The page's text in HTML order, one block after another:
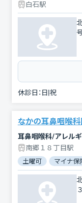
白石駅
休診日： 日|祝
なかの耳鼻咽喉
耳鼻咽喉科/アレル
南郷１８丁目駅
土曜可 マイナ保